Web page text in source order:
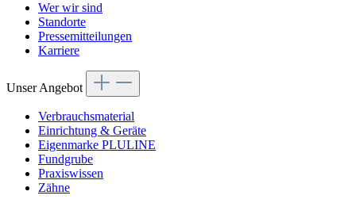
Wer wir sind
Standorte
Pressemitteilungen
Karriere
Unser Angebot
Verbrauchsmaterial
Einrichtung & Geräte
Eigenmarke PLULINE
Fundgrube
Praxiswissen
Zähne